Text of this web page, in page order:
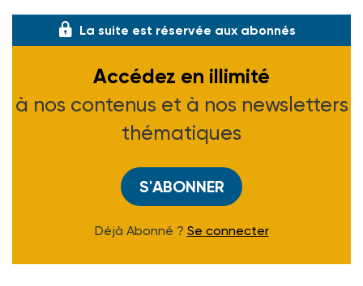
La suite est réservée aux abonnés
Accédez en illimité
à nos contenus et à nos newsletters
thématiques
S'ABONNER
Déjà Abonné ? Se connecter